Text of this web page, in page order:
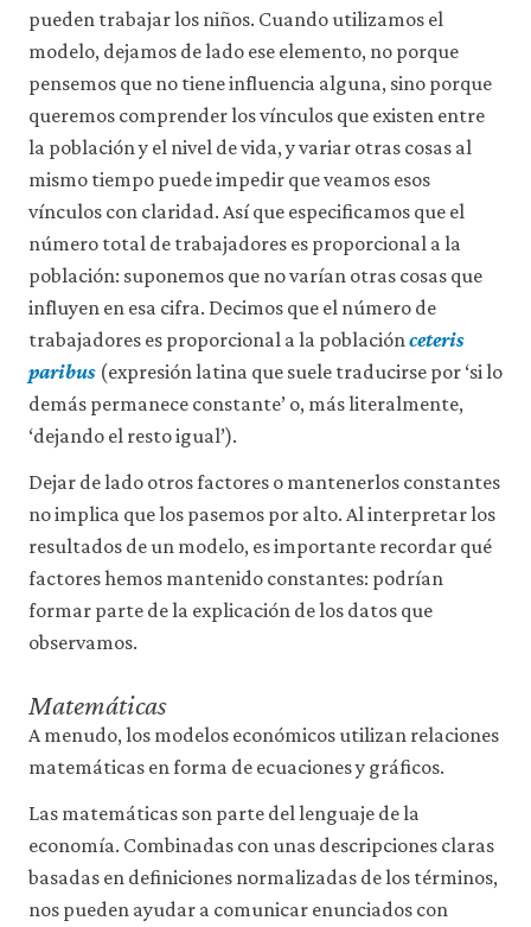
pueden trabajar los niños. Cuando utilizamos el
modelo, dejamos de lado ese elemento, no porque
pensemos que no tiene influencia alguna, sino porque
queremos comprender los vínculos que existen entre
la población y el nivel de vida, y variar otras cosas al
mismo tiempo puede impedir que veamos esos
vínculos con claridad. Así que especificamos que el
número total de trabajadores es proporcional a la
población: suponemos que no varían otras cosas que
influyen en esa cifra. Decimos que el número de
trabajadores es proporcional a la población ceteris
paribus (expresión latina que suele traducirse por ‘si lo
demás permanece constante’ o, más literalmente,
‘dejando el resto igual’).
Dejar de lado otros factores o mantenerlos constantes
no implica que los pasemos por alto. Al interpretar los
resultados de un modelo, es importante recordar qué
factores hemos mantenido constantes: podrían
formar parte de la explicación de los datos que
observamos.
Matemáticas
A menudo, los modelos económicos utilizan relaciones
matemáticas en forma de ecuaciones y gráficos.
Las matemáticas son parte del lenguaje de la
economía. Combinadas con unas descripciones claras
basadas en definiciones normalizadas de los términos,
nos pueden ayudar a comunicar enunciados con